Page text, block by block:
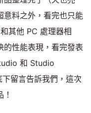
意料之外，看完也只能
其他 PC 處理器相
的性能表現，看完發表
和 Studio
留言告訴我們，這次